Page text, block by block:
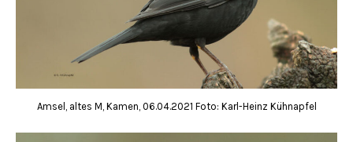
Amsel, altes M, Kamen, 06.04.2021 Foto: Karl-Heinz Kühnapfel